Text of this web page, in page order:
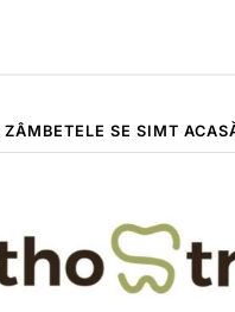
ZÂMBETELE SE SIMT